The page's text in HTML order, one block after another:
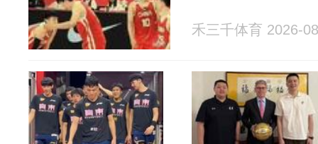
禾三千体育 2026-